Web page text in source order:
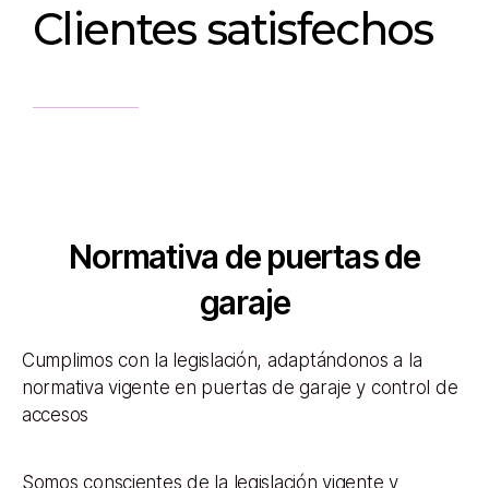
Clientes satisfechos
Normativa de puertas de
garaje
Cumplimos con la legislación, adaptándonos a la
normativa vigente en puertas de garaje y control de
accesos
Somos conscientes de la legislación vigente y